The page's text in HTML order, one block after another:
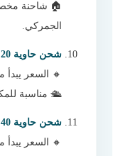
🏠 شاحنة
الجمركي.
شحن حاوية 20 قدم خاصة:
🔸 السعر يبدأ
🛳️ مناسبة
شحن حاوية 40 قدم كاملة:
🔸 السعر يبدأ